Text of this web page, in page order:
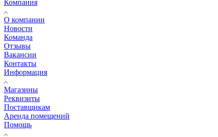
Компания
О компании
Новости
Команда
Отзывы
Вакансии
Контакты
Информация
Магазины
Реквизиты
Поставщикам
Аренда помещений
Помощь